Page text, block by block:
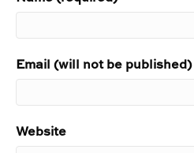
Email (will not be
Website